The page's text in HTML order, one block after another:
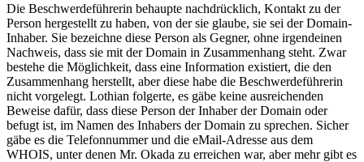
Die Beschwerdeführerin behaupte nachdrücklich, Kontakt zu der
Person hergestellt zu haben, von der sie glaube, sie sei der Domain-
Inhaber. Sie bezeichne diese Person als Gegner, ohne irgendeinen
Nachweis, dass sie mit der Domain in Zusammenhang steht. Zwar
bestehe die Möglichkeit, dass eine Information existiert, die den
Zusammenhang herstellt, aber diese habe die Beschwerdeführerin
nicht vorgelegt. Lothian folgerte, es gäbe keine ausreichenden
Beweise dafür, dass diese Person der Inhaber der Domain oder
befugt ist, im Namen des Inhabers der Domain zu sprechen. Sicher
gäbe es die Telefonnummer und die eMail-Adresse aus dem
WHOIS, unter denen Mr. Okada zu erreichen war, aber mehr gibt es